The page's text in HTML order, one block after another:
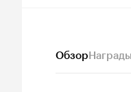
ОбзорНаграды